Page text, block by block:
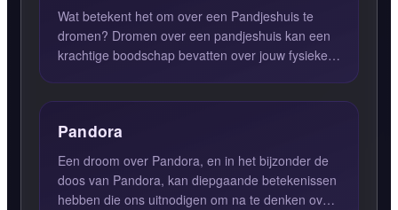
Wat betekent het om over een Pandjeshuis te
dromen? Dromen over een pandjeshuis kan een
krachtige boodschap bevatten over jouw fysieke,
Pandora
Een droom over Pandora, en in het bijzonder de
doos van Pandora, kan diepgaande betekenissen
hebben die ons uitnodigen om na te denken over